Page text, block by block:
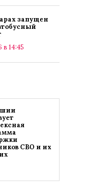
запущен
в 14:45
СВО и их